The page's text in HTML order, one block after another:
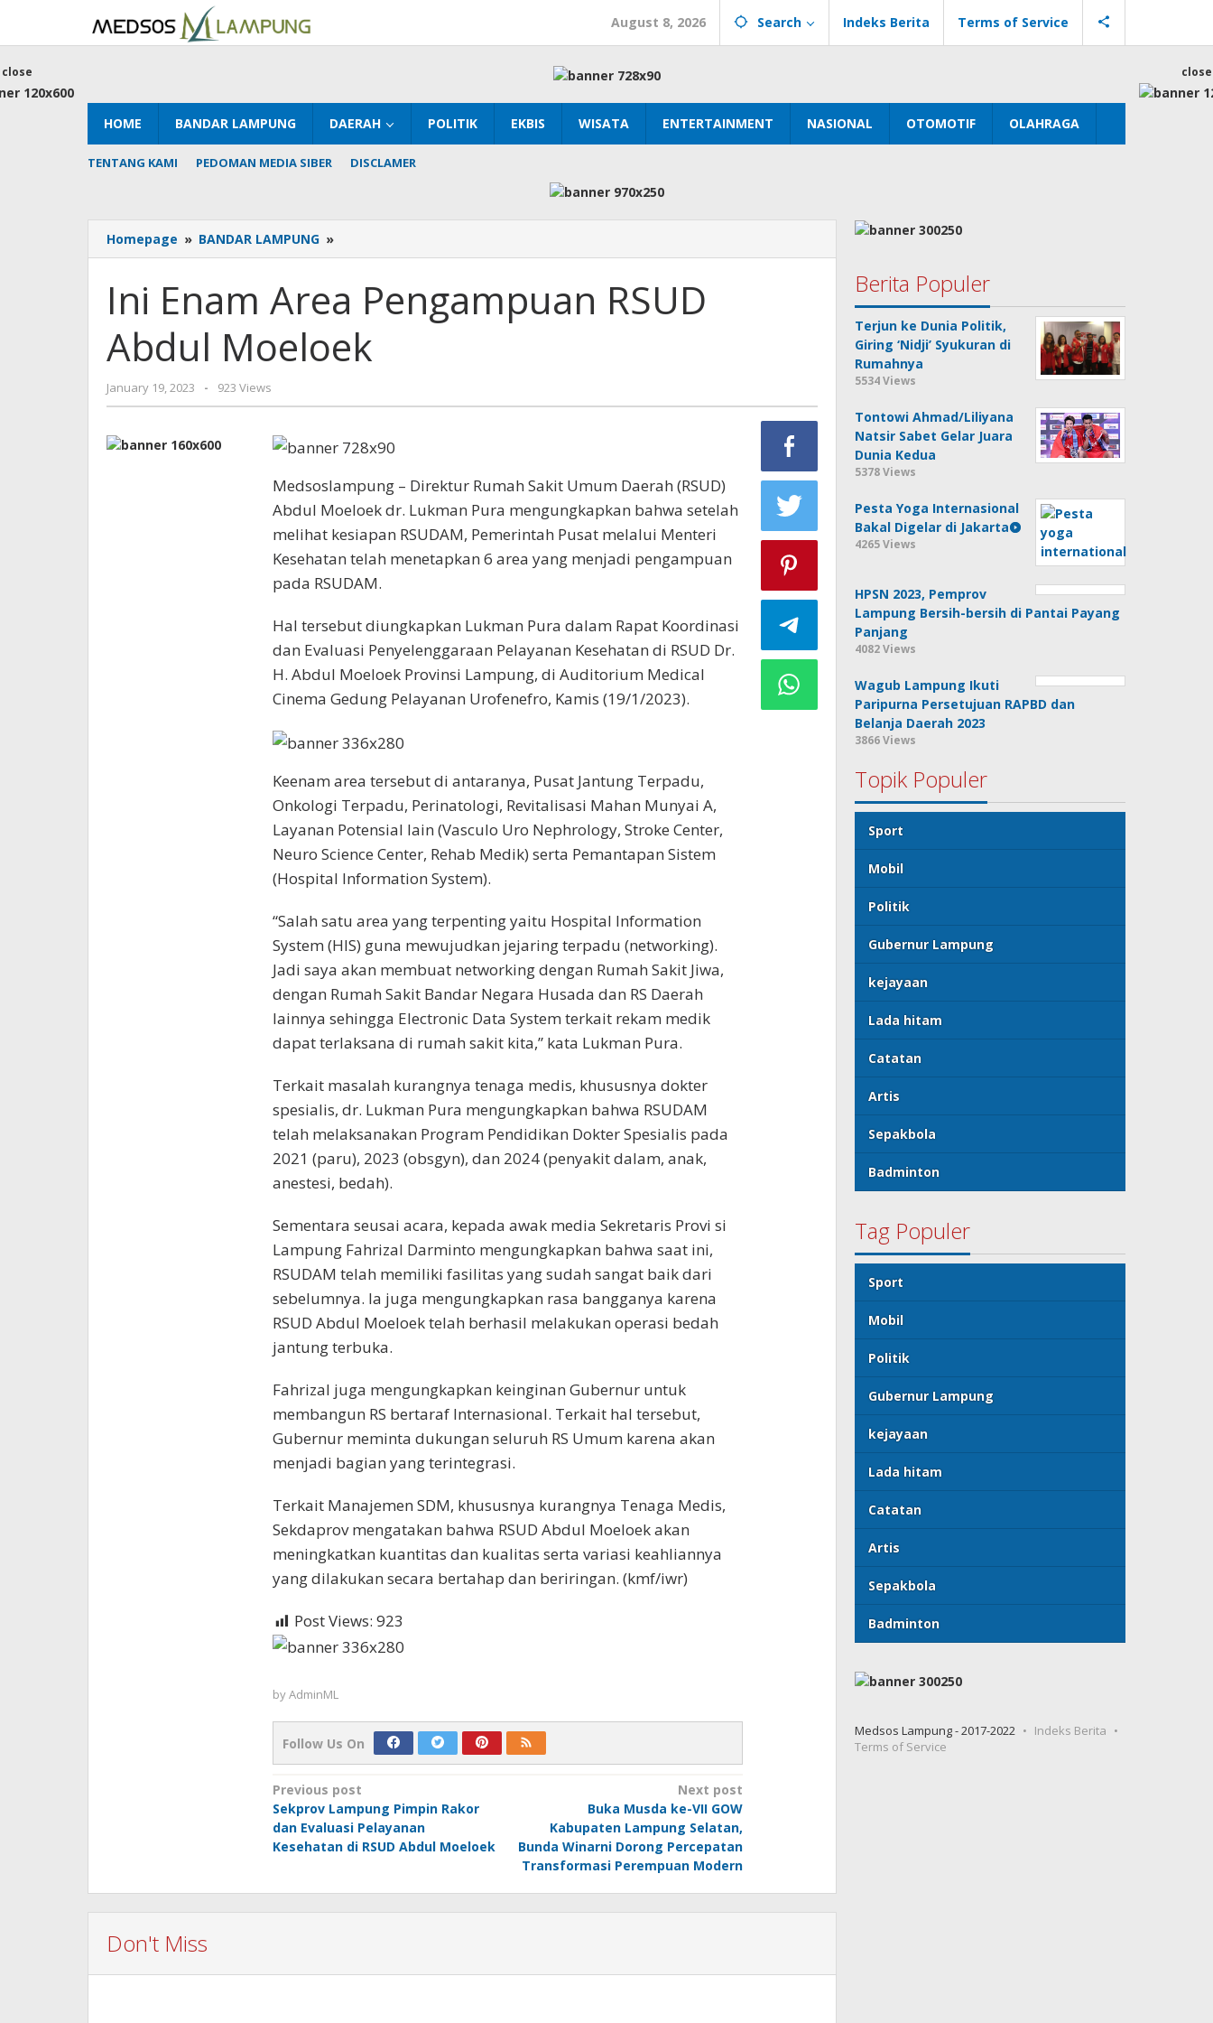
content
August 8, 2026 Search Indeks Berita Terms of Service
HOME BANDAR LAMPUNG DAERAH POLITIK EKBIS WISATA ENTERTAINMENT NASIONAL OTOMOTIF OLAHRAGA
TENTANG KAMI PEDOMAN MEDIA SIBER DISCLAMER
close close
Homepage » BANDAR LAMPUNG »
Enam
Pengampuan
RSUD
Abdul
Moeloek
Ini Enam Area Pengampuan RSUD
Abdul Moeloek
January 19, 2023
by
AdminML
- 923 Views
Medsoslampung – Direktur Rumah Sakit Umum Daerah (RSUD)
Abdul Moeloek dr. Lukman Pura mengungkapkan bahwa setelah
melihat kesiapan RSUDAM, Pemerintah Pusat melalui Menteri
Kesehatan telah menetapkan 6 area yang menjadi pengampuan
pada RSUDAM.
Hal tersebut diungkapkan Lukman Pura dalam Rapat Koordinasi
dan Evaluasi Penyelenggaraan Pelayanan Kesehatan di RSUD Dr.
H. Abdul Moeloek Provinsi Lampung, di Auditorium Medical
Cinema Gedung Pelayanan Urofenefro, Kamis (19/1/2023).
Keenam area tersebut di antaranya, Pusat Jantung Terpadu,
Onkologi Terpadu, Perinatologi, Revitalisasi Mahan Munyai A,
Layanan Potensial lain (Vasculo Uro Nephrology, Stroke Center,
Neuro Science Center, Rehab Medik) serta Pemantapan Sistem
(Hospital Information System).
“Salah satu area yang terpenting yaitu Hospital Information
System (HIS) guna mewujudkan jejaring terpadu (networking).
Jadi saya akan membuat networking dengan Rumah Sakit Jiwa,
dengan Rumah Sakit Bandar Negara Husada dan RS Daerah
lainnya sehingga Electronic Data System terkait rekam medik
dapat terlaksana di rumah sakit kita,” kata Lukman Pura.
Terkait masalah kurangnya tenaga medis, khususnya dokter
spesialis, dr. Lukman Pura mengungkapkan bahwa RSUDAM
telah melaksanakan Program Pendidikan Dokter Spesialis pada
2021 (paru), 2023 (obsgyn), dan 2024 (penyakit dalam, anak,
anestesi, bedah).
Sementara seusai acara, kepada awak media Sekretaris Provi si
Lampung Fahrizal Darminto mengungkapkan bahwa saat ini,
RSUDAM telah memiliki fasilitas yang sudah sangat baik dari
sebelumnya. Ia juga mengungkapkan rasa bangganya karena
RSUD Abdul Moeloek telah berhasil melakukan operasi bedah
jantung terbuka.
Fahrizal juga mengungkapkan keinginan Gubernur untuk
membangun RS bertaraf Internasional. Terkait hal tersebut,
Gubernur meminta dukungan seluruh RS Umum karena akan
menjadi bagian yang terintegrasi.
Terkait Manajemen SDM, khususnya kurangnya Tenaga Medis,
Sekdaprov mengatakan bahwa RSUD Abdul Moeloek akan
meningkatkan kuantitas dan kualitas serta variasi keahliannya
yang dilakukan secara bertahap dan beriringan. (kmf/iwr)
Post Views: 923
byAdminML
Follow Us On
Post
navigation
Previous post
Sekprov Lampung Pimpin Rakor
dan Evaluasi Pelayanan
Kesehatan di RSUD Abdul Moeloek
Next post
Buka Musda ke-VII GOW
Kabupaten Lampung Selatan,
Bunda Winarni Dorong Percepatan
Transformasi Perempuan Modern
Don't Miss
Berita Populer
Terjun ke Dunia Politik,
Giring ‘Nidji’ Syukuran di
Rumahnya
5534 Views
Tontowi Ahmad/Liliyana
Natsir Sabet Gelar Juara
Dunia Kedua
5378 Views
Pesta Yoga Internasional
Bakal Digelar di Jakarta
4265 Views
HPSN 2023, Pemprov
Lampung Bersih-bersih di Pantai Payang
Panjang
4082 Views
Wagub Lampung Ikuti
Paripurna Persetujuan RAPBD dan
Belanja Daerah 2023
3866 Views
Topik Populer
Sport
Mobil
Politik
Gubernur Lampung
kejayaan
Lada hitam
Catatan
Artis
Sepakbola
Badminton
Tag Populer
Sport
Mobil
Politik
Gubernur Lampung
kejayaan
Lada hitam
Catatan
Artis
Sepakbola
Badminton
Medsos Lampung - 2017-2022
Indeks Berita
Terms of Service